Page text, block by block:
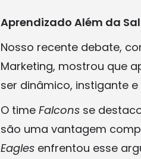
Aprendizado Além da
Nosso recente debate,
Marketing, mostrou que
ser dinâmico, instigante
O time Falcons se
são uma vantagem
Eagles enfrentou esse